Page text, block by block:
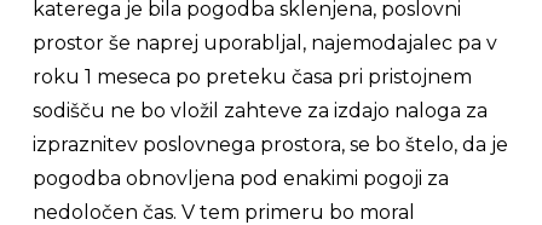
katerega je bila pogodba sklenjena, poslovni
prostor še naprej uporabljal, najemodajalec pa v
roku 1 meseca po preteku časa pri pristojnem
sodišču ne bo vložil zahteve za izdajo naloga za
izpraznitev poslovnega prostora, se bo štelo, da je
pogodba obnovljena pod enakimi pogoji za
nedoločen čas. V tem primeru bo moral